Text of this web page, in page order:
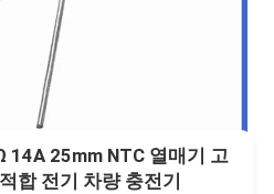
25mm NTC 열매기 고
합 전기 차량 충전기